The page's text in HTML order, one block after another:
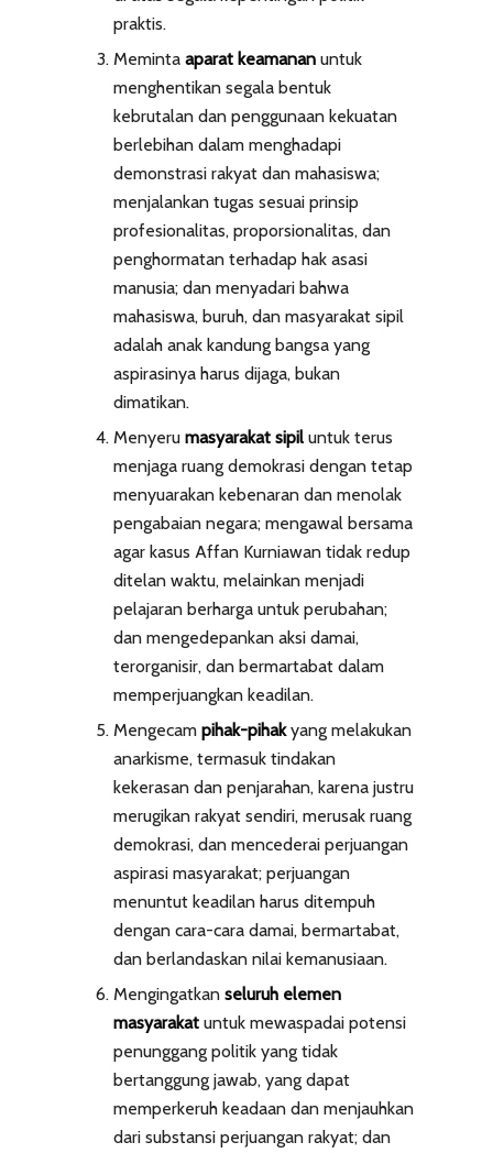
praktis.
Memintaaparat keamanan untuk
menghentikan segala bentuk
kebrutalan dan penggunaan kekuatan
berlebihan dalam menghadapi
demonstrasi rakyat dan mahasiswa;
menjalankan tugas sesuai prinsip
profesionalitas, proporsionalitas, dan
penghormatan terhadap hak asasi
manusia; dan menyadari bahwa
mahasiswa, buruh, dan masyarakat sipil
adalah anak kandung bangsa yang
aspirasinya harus dijaga, bukan
dimatikan.
Menyeru masyarakat sipil untuk terus
menjaga ruang demokrasi dengan tetap
menyuarakan kebenaran dan menolak
pengabaian negara; mengawal bersama
agar kasus Affan Kurniawan tidak redup
ditelan waktu, melainkan menjadi
pelajaran berharga untuk perubahan;
dan mengedepankan aksi damai,
terorganisir, dan bermartabat dalam
memperjuangkan keadilan.
Mengecam pihak-pihakyang melakukan
anarkisme, termasuk tindakan
kekerasan dan penjarahan, karena justru
merugikan rakyat sendiri, merusak ruang
demokrasi, dan mencederai perjuangan
aspirasi masyarakat; perjuangan
menuntut keadilan harus ditempuh
dengan cara-cara damai, bermartabat,
dan berlandaskan nilai kemanusiaan.
Mengingatkan seluruh elemen
masyarakat untuk mewaspadai potensi
penunggang politik yang tidak
bertanggung jawab, yang dapat
memperkeruh keadaan dan menjauhkan
dari substansi perjuangan rakyat; dan